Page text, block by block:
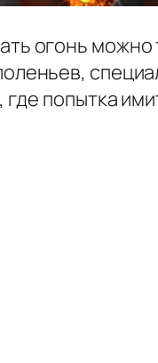
огонь можно
попытка